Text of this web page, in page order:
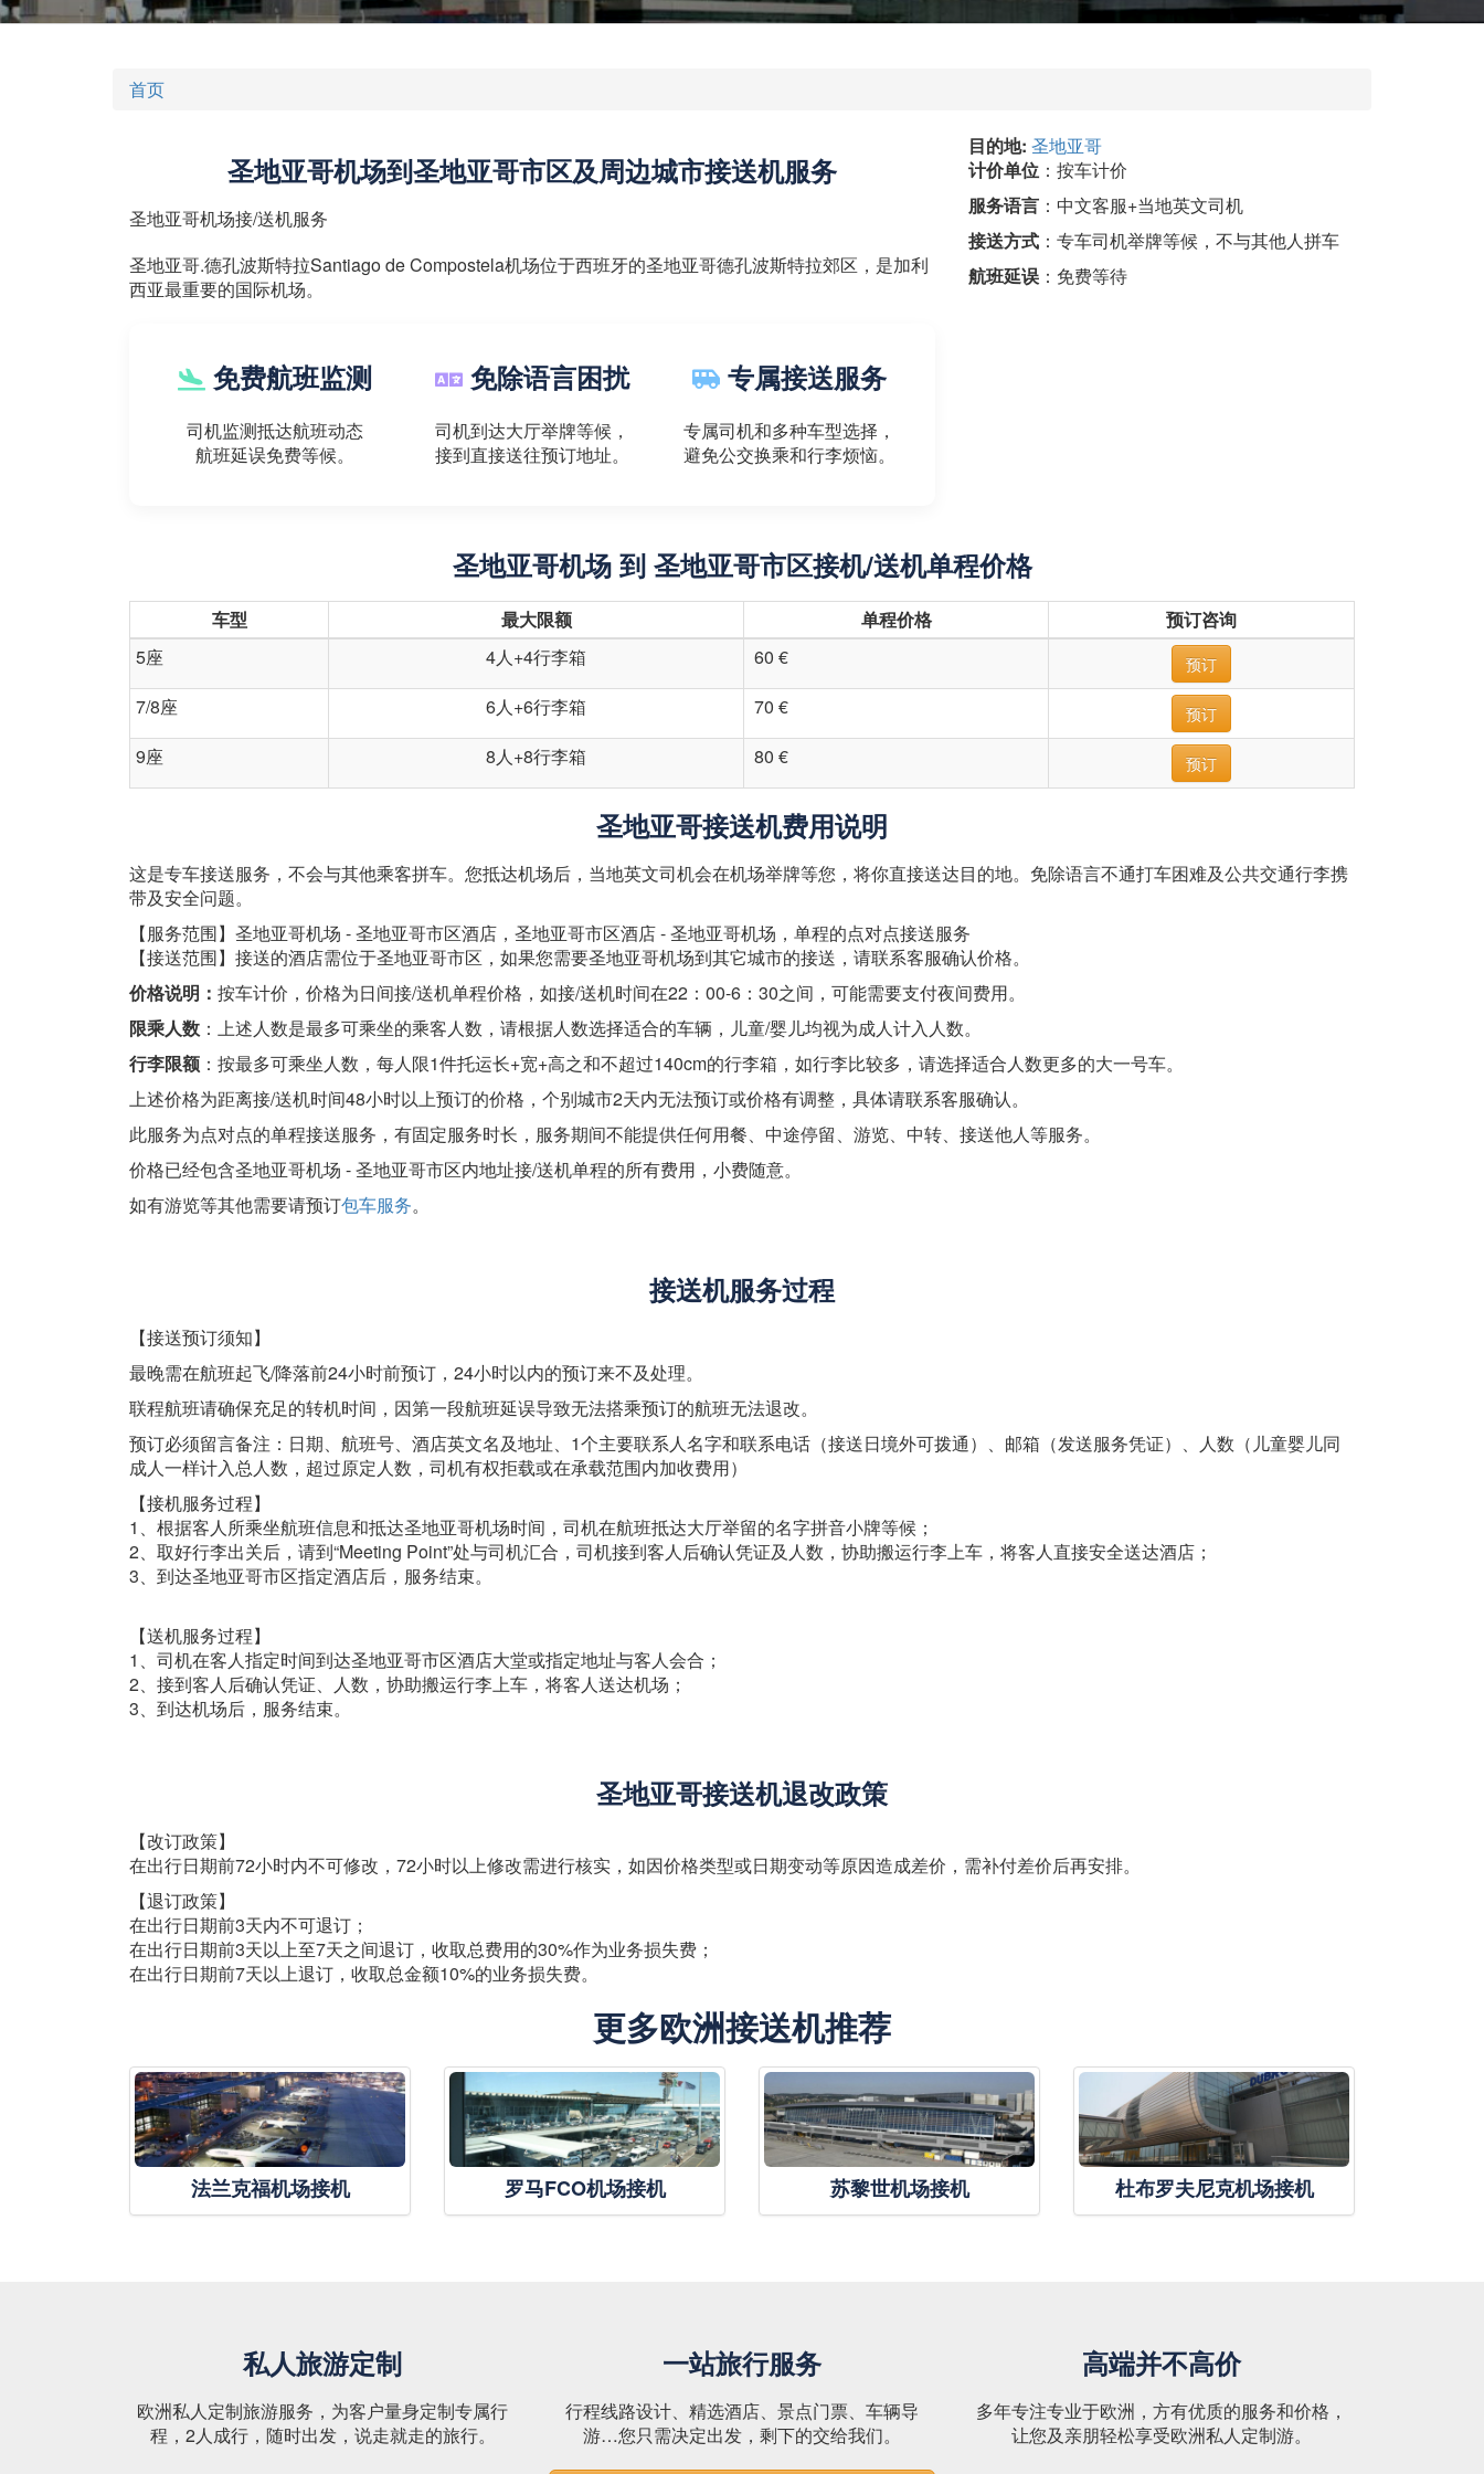
首页
圣地亚哥机场到圣地亚哥市区及周边城市接送机服务
圣地亚哥机场接/送机服务
圣地亚哥.德孔波斯特拉Santiago de Compostela机场位于西班牙的圣地亚哥德孔波斯特拉郊区，是加利
西亚最重要的国际机场。
免费航班监测
司机监测抵达航班动态
航班延误免费等候。
免除语言困扰
司机到达大厅举牌等候，
接到直接送往预订地址。
专属接送服务
专属司机和多种车型选择，
避免公交换乘和行李烦恼。
目的地: 圣地亚哥
计价单位 ：按车计价
服务语言 ：中文客服+当地英文司机
接送方式 ：专车司机举牌等候，不与其他人拼车
航班延误 ：免费等待
圣地亚哥机场 到 圣地亚哥市区接机/送机单程价格
车型 最大限额 单程价格
预订咨询
5座
4人+4行李箱 60 € 预订
7/8座 6人+6行李箱 70 € 预订
9座 8人+8行李箱 80 € 预订
圣地亚哥接送机费用说明
这是专车接送服务，不会与其他乘客拼车。您抵达机场后，当地英文司机会在机场举牌等您，将你直接送达目的地。免除语言不通打车困难及公共交通行李携
带及安全问题。
【服务范围】圣地亚哥机场 - 圣地亚哥市区酒店，圣地亚哥市区酒店 - 圣地亚哥机场，单程的点对点接送服务
【接送范围】接送的酒店需位于圣地亚哥市区，如果您需要圣地亚哥机场到其它城市的接送，请联系客服确认价格。
价格说明： 按车计价，价格为日间接/送机单程价格，如接/送机时间在22：00-6：30之间，可能需要支付夜间费用。
限乘人数 ：上述人数是最多可乘坐的乘客人数，请根据人数选择适合的车辆，儿童/婴儿均视为成人计入人数。
行李限额 ：按最多可乘坐人数，每人限1件托运长+宽+高之和不超过140cm的行李箱，如行李比较多，请选择适合人数更多的大一号车。
上述价格为距离接/送机时间48小时以上预订的价格，个别城市2天内无法预订或价格有调整，具体请联系客服确认。
此服务为点对点的单程接送服务，有固定服务时长，服务期间不能提供任何用餐、中途停留、游览、中转、接送他人等服务。
价格已经包含圣地亚哥机场 - 圣地亚哥市区内地址接/送机单程的所有费用，小费随意。
如有游览等其他需要请预订包车服务。
接送机服务过程
【接送预订须知】
最晚需在航班起飞/降落前24小时前预订，24小时以内的预订来不及处理。
联程航班请确保充足的转机时间，因第一段航班延误导致无法搭乘预订的航班无法退改。
预订必须留言备注：日期、航班号、酒店英文名及地址、1个主要联系人名字和联系电话（接送日境外可拨通）、邮箱（发送服务凭证）、人数（儿童婴儿同
成人一样计入总人数，超过原定人数，司机有权拒载或在承载范围内加收费用）
【接机服务过程】
1、根据客人所乘坐航班信息和抵达圣地亚哥机场时间，司机在航班抵达大厅举留的名字拼音小牌等候；
2、取好行李出关后，请到“Meeting Point”处与司机汇合，司机接到客人后确认凭证及人数，协助搬运行李上车，将客人直接安全送达酒店；
3、到达圣地亚哥市区指定酒店后，服务结束。
【送机服务过程】
1、司机在客人指定时间到达圣地亚哥市区酒店大堂或指定地址与客人会合；
2、接到客人后确认凭证、人数，协助搬运行李上车，将客人送达机场；
3、到达机场后，服务结束。
圣地亚哥接送机退改政策
【改订政策】
在出行日期前72小时内不可修改，72小时以上修改需进行核实，如因价格类型或日期变动等原因造成差价，需补付差价后再安排。
【退订政策】
在出行日期前3天内不可退订；
在出行日期前3天以上至7天之间退订，收取总费用的30%作为业务损失费；
在出行日期前7天以上退订，收取总金额10%的业务损失费。
更多欧洲接送机推荐
法兰克福机场接机 罗马FCO机场接机 苏黎世机场接机 杜布罗夫尼克机场接机
私人旅游定制
欧洲私人定制旅游服务，为客户量身定制专属行
程，2人成行，随时出发，说走就走的旅行。
一站旅行服务
行程线路设计、精选酒店、景点门票、车辆导
游…您只需决定出发，剩下的交给我们。
高端并不高价
多年专注专业于欧洲，方有优质的服务和价格，
让您及亲朋轻松享受欧洲私人定制游。